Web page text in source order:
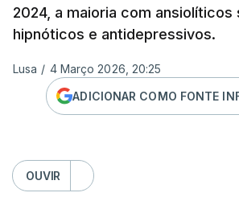
2024, a maioria com ansiolíticos
hipnóticos e antidepressivos.
Lusa / 4 Março 2026, 20:25
ADICIONAR COMO FONTE
OUVIR